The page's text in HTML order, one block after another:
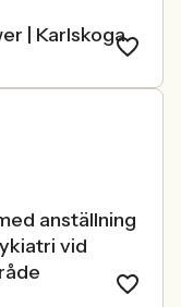
| Karlskoga
anställning
vid